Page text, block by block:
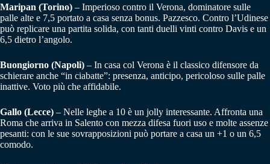
Maripan (Torino) – Imperioso contro il Verona, dominatore sulle
palle alte e 7,5 portato a casa senza bonus. Pazzesco. Contro l’Udinese
può replicare una partita solida, con tanti duelli vinti contro Davis e un
6,5 dietro l’angolo.
Buongiorno (Napoli) – In casa col Verona è il classico difensore da
schierare anche “in ciabatte”: presenza, anticipo, pericoloso sulle palle
inattive. Voto più che affidabile.
Gallo (Lecce) – Nelle leghe a 10 è un jolly interessante. Affronta una
Roma che arriva in Salento con mezza difesa fuori uso e molte assenze
pesanti: con le sue sovrapposizioni può portare a casa un +1 o un 6,5
comodo.